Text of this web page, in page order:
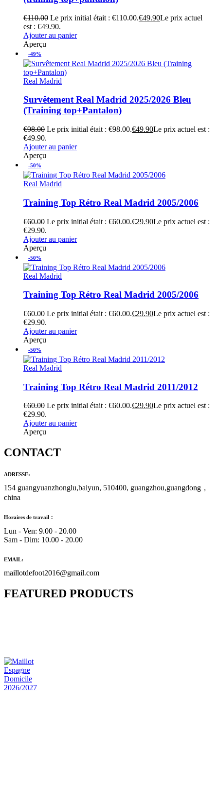
€110.00 Le prix initial était : €110.00.€49.90Le prix actuel
est : €49.90.
Ajouter au panier
Aperçu
-49%
Real Madrid
Survêtement Real Madrid 2025/2026 Bleu
(Training top+Pantalon)
€98.00 Le prix initial était : €98.00.€49.90Le prix actuel est :
€49.90.
Ajouter au panier
Aperçu
-50%
Real Madrid
Training Top Rétro Real Madrid 2005/2006
€60.00 Le prix initial était : €60.00.€29.90Le prix actuel est :
€29.90.
Ajouter au panier
Aperçu
-50%
Real Madrid
Training Top Rétro Real Madrid 2005/2006
€60.00 Le prix initial était : €60.00.€29.90Le prix actuel est :
€29.90.
Ajouter au panier
Aperçu
-50%
Real Madrid
Training Top Rétro Real Madrid 2011/2012
€60.00 Le prix initial était : €60.00.€29.90Le prix actuel est :
€29.90.
Ajouter au panier
Aperçu
CONTACT
ADRESSE:
154 guangyuanzhonglu,baiyun, 510400, guangzhou,guangdong，
china
Horaires de travail：
Lun - Ven: 9.00 - 20.00
Sam - Dim: 10.00 - 20.00
EMAIL:
maillotdefoot2016@gmail.com
FEATURED PRODUCTS